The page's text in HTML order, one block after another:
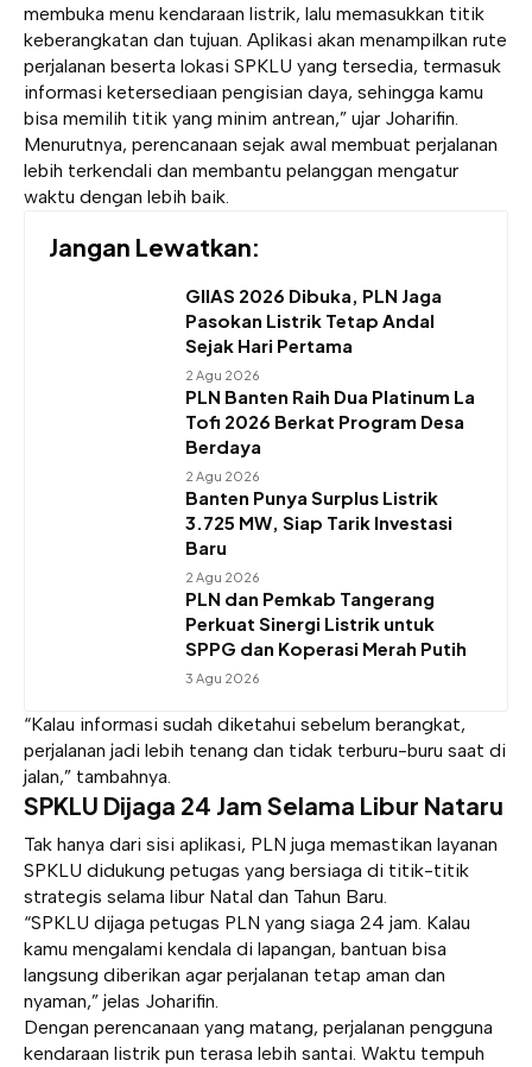
membuka menu kendaraan listrik, lalu memasukkan titik
keberangkatan dan tujuan. Aplikasi akan menampilkan rute
perjalanan beserta lokasi SPKLU yang tersedia, termasuk
informasi ketersediaan pengisian daya, sehingga kamu
bisa memilih titik yang minim antrean,” ujar Joharifin.
Menurutnya, perencanaan sejak awal membuat perjalanan
lebih terkendali dan membantu pelanggan mengatur
waktu dengan lebih baik.
Jangan Lewatkan:
GIIAS 2026 Dibuka, PLN Jaga
Pasokan Listrik Tetap Andal
Sejak Hari Pertama
2 Agu 2026
PLN Banten Raih Dua Platinum La
Tofi 2026 Berkat Program Desa
Berdaya
2 Agu 2026
Banten Punya Surplus Listrik
3.725 MW, Siap Tarik Investasi
Baru
2 Agu 2026
PLN dan Pemkab Tangerang
Perkuat Sinergi Listrik untuk
SPPG dan Koperasi Merah Putih
3 Agu 2026
“Kalau informasi sudah diketahui sebelum berangkat,
perjalanan jadi lebih tenang dan tidak terburu-buru saat di
jalan,” tambahnya.
SPKLU Dijaga 24 Jam Selama Libur Nataru
Tak hanya dari sisi aplikasi, PLN juga memastikan layanan
SPKLU didukung petugas yang bersiaga di titik-titik
strategis selama libur Natal dan Tahun Baru.
“SPKLU dijaga petugas PLN yang siaga 24 jam. Kalau
kamu mengalami kendala di lapangan, bantuan bisa
langsung diberikan agar perjalanan tetap aman dan
nyaman,” jelas Joharifin.
Dengan perencanaan yang matang, perjalanan pengguna
kendaraan listrik pun terasa lebih santai. Waktu tempuh